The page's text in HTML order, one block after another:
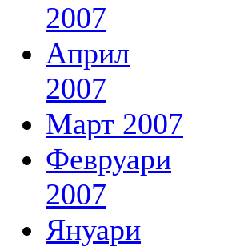
2007
Април
2007
Март 2007
Февруари
2007
Януари